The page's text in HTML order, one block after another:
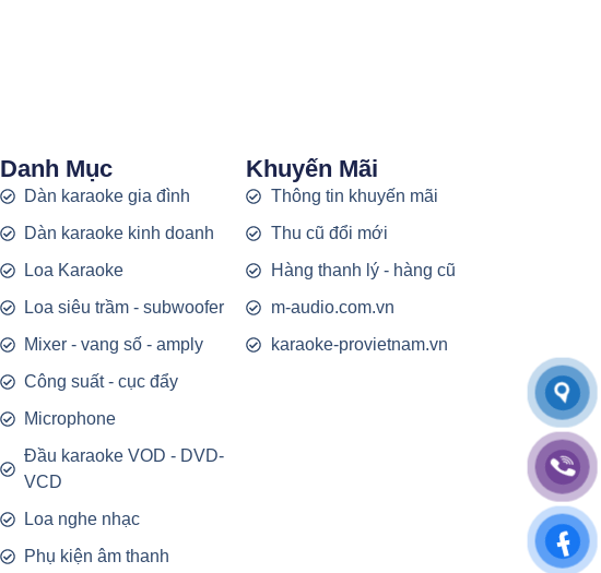
Danh Mục
Dàn karaoke gia đình
Dàn karaoke kinh doanh
Loa Karaoke
Loa siêu trầm - subwoofer
Mixer - vang số - amply
Công suất - cục đẩy
Microphone
Đầu karaoke VOD - DVD-
VCD
Loa nghe nhạc
Phụ kiện âm thanh
Khuyến Mãi
Thông tin khuyến mãi
Thu cũ đổi mới
Hàng thanh lý - hàng cũ
m-audio.com.vn
karaoke-provietnam.vn